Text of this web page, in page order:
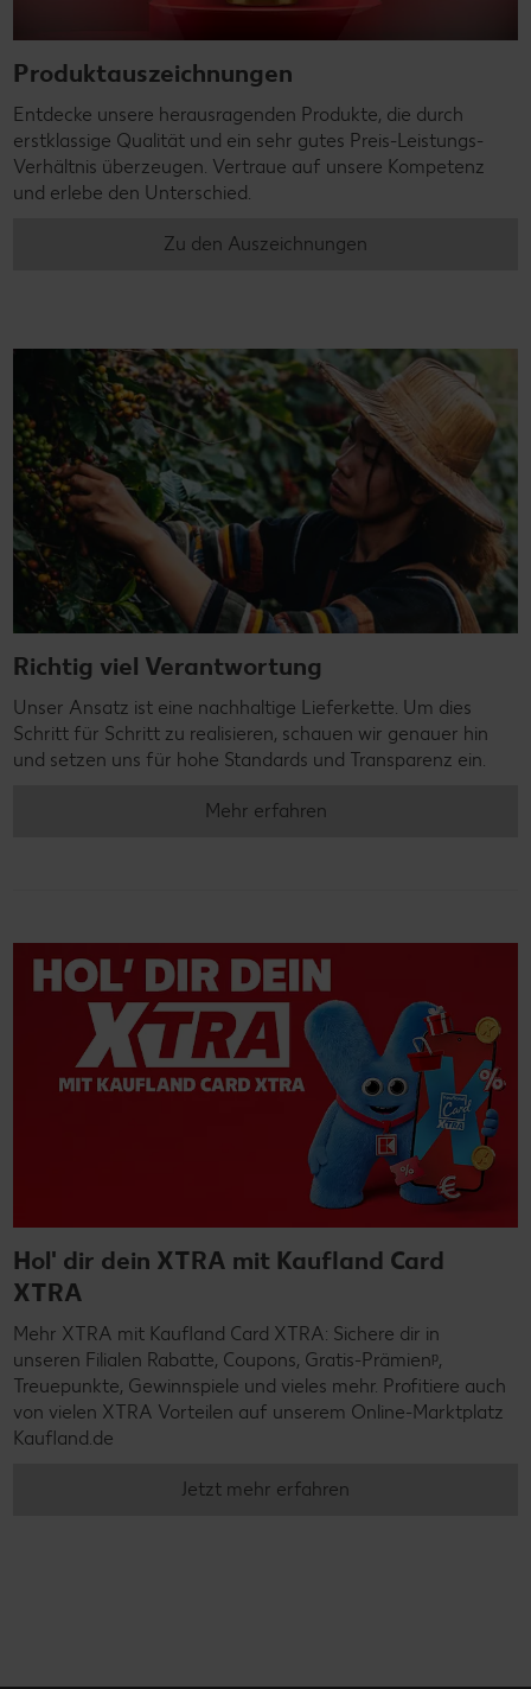
Produktauszeichnungen
Entdecke unsere herausragenden Produkte, die durch
erstklassige Qualität und ein sehr gutes Preis-Leistungs-
Verhältnis überzeugen. Vertraue auf unsere Kompetenz
und erlebe den Unterschied.
Zu den Auszeichnungen
Richtig viel Verantwortung
Unser Ansatz ist eine nachhaltige Lieferkette. Um dies
Schritt für Schritt zu realisieren, schauen wir genauer hin
und setzen uns für hohe Standards und Transparenz ein.
Mehr erfahren
Hol' dir dein XTRA mit Kaufland Card
XTRA
Mehr XTRA mit Kaufland Card XTRA: Sichere dir in
unseren Filialen Rabatte, Coupons, Gratis-Prämienᵖ,
Treuepunkte, Gewinnspiele und vieles mehr. Profitiere auch
von vielen XTRA Vorteilen auf unserem Online-Marktplatz
Kaufland.de
Jetzt mehr erfahren